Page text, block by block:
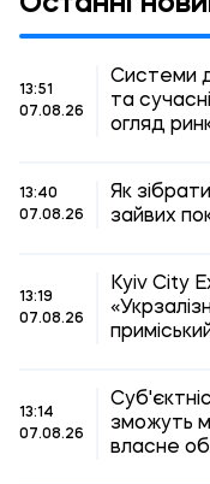
13:51
07.08.26
Системи
та
огляд
13:40
07.08.26
Як
зайвих
13:19
07.08.26
Kyiv City
13:14
07.08.26
зможуть
власне